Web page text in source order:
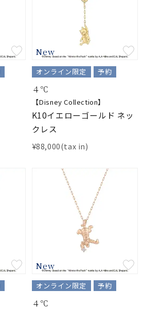
在庫ありのみ
New
オンライン限定 予約
４℃
【Disney Collection】
K10イエローゴールド ネッ
クレス
¥88,000(tax in)
New
オンライン限定 予約
４℃